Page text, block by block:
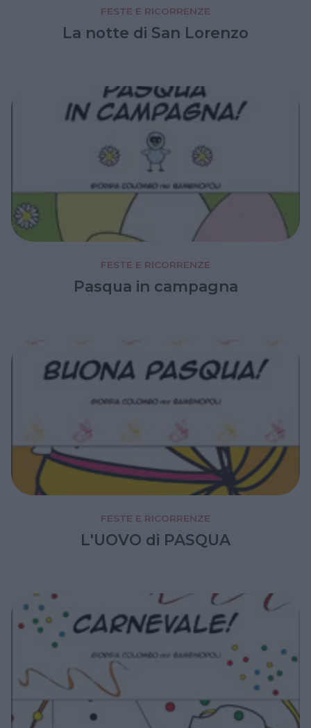
FESTE E RICORRENZE
La notte di San Lorenzo
FESTE E RICORRENZE
Pasqua in campagna
FESTE E RICORRENZE
L'UOVO di PASQUA